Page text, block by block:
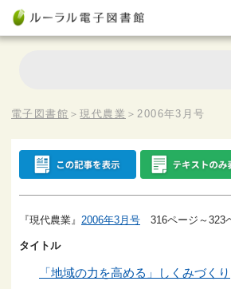
電子図書館 ＞現代農業 ＞2006年3月号
『現代農業』 2006年3月号 316ページ～323
タイトル
「地域の力を高める」しくみづくり